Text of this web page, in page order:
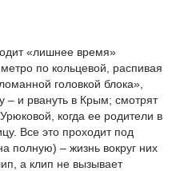
«лишнее время»
по кольцевой, распивая
головкой блока»,
– и рвануть в Крым; смотрят
когда ее родители в
Все это проходит под
полную) – жизнь вокруг них
а клип не вызывает